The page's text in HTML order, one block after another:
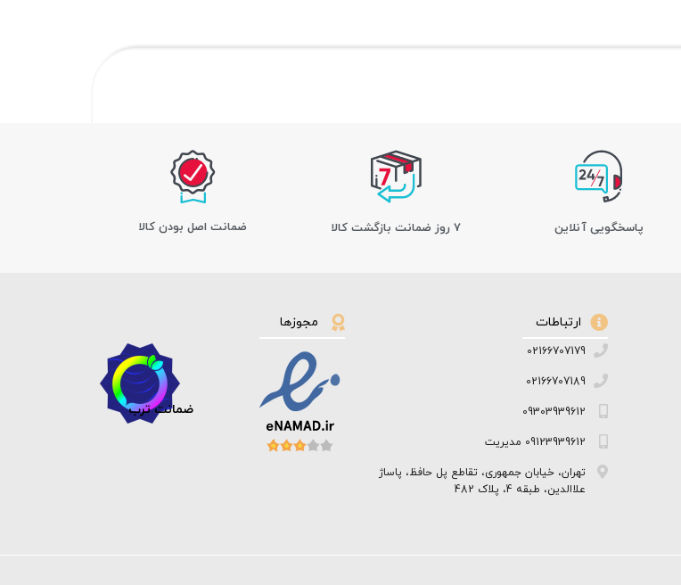
پاسخگویی آنلاین 7 روز ضمانت بازگشت کالا ﺿﻤﺎﻧﺖ اﺻﻞ ﺑﻮدن ﮐﺎﻟﺎ
ارتباطات
02166707179
02166707189
09303939612
09123939612 مدیریت
تهران، خیابان جمهوری، تقاطع پل حافظ، پاساژ
علاالدین، طبقه 4، پلاک 482
مجوزها
ضمانت ترب